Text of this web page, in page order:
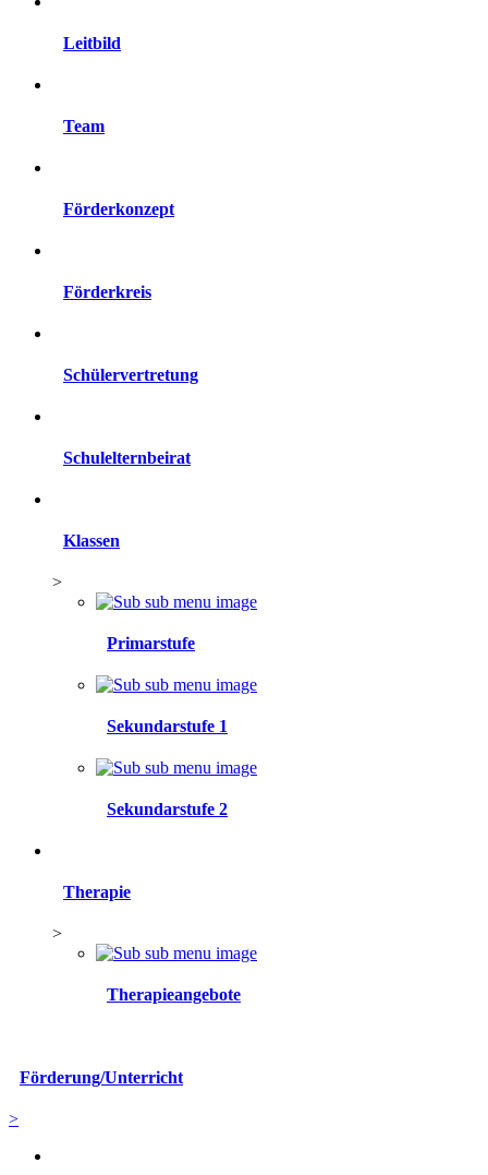
Leitbild
Team
Förderkonzept
Förderkreis
Schülervertretung
Schulelternbeirat
Klassen
>
Primarstufe
Sekundarstufe 1
Sekundarstufe 2
Therapie
>
Therapieangebote
Förderung/Unterricht
>